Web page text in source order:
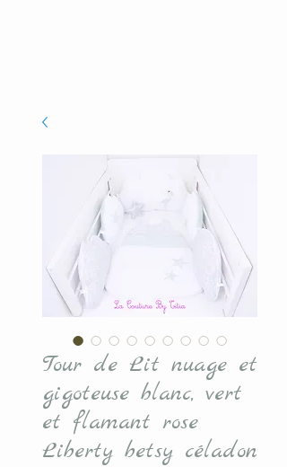
Tour de Lit nuage et
gigoteuse blanc, vert
et flamant rose
Liberty betsy céladon